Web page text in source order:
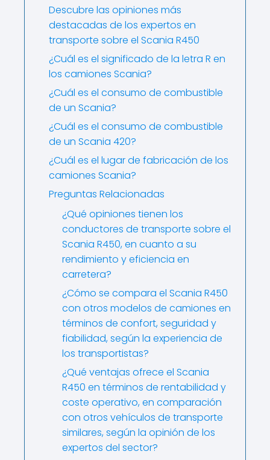
Descubre las opiniones más
destacadas de los expertos en
transporte sobre el Scania R450
¿Cuál es el significado de la letra R en
los camiones Scania?
¿Cuál es el consumo de combustible
de un Scania?
¿Cuál es el consumo de combustible
de un Scania 420?
¿Cuál es el lugar de fabricación de los
camiones Scania?
Preguntas Relacionadas
¿Qué opiniones tienen los
conductores de transporte sobre el
Scania R450, en cuanto a su
rendimiento y eficiencia en
carretera?
¿Cómo se compara el Scania R450
con otros modelos de camiones en
términos de confort, seguridad y
fiabilidad, según la experiencia de
los transportistas?
¿Qué ventajas ofrece el Scania
R450 en términos de rentabilidad y
coste operativo, en comparación
con otros vehículos de transporte
similares, según la opinión de los
expertos del sector?